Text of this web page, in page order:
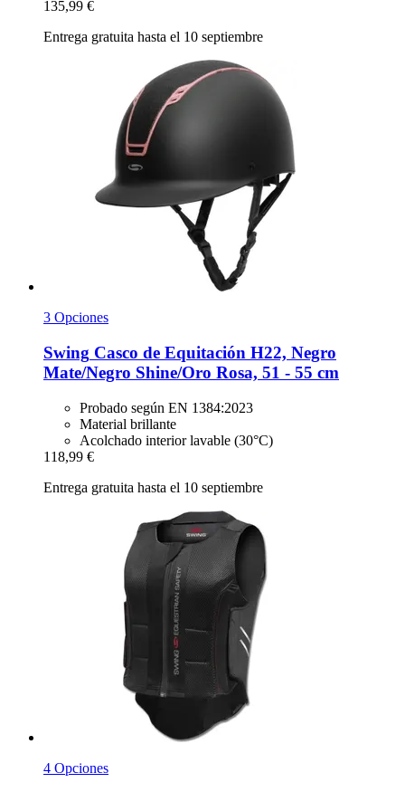
135,99 €
Entrega gratuita hasta el 10 septiembre
3 Opciones
Swing Casco de Equitación H22, Negro
Mate/Negro Shine/Oro Rosa, 51 -​ 55 cm
Probado según EN 1384:2023
Material brillante
Acolchado interior lavable (30°C)
118,99 €
Entrega gratuita hasta el 10 septiembre
4 Opciones